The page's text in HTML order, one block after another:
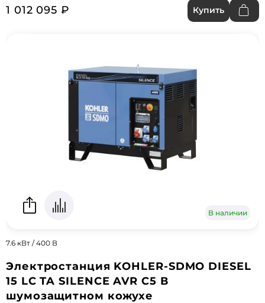
1 012 095 ₽
Купить
В наличии
7.6 кВт / 400 В
Электростанция KOHLER-SDMO DIESEL
15 LC TA SILENCE AVR C5 В
шумозащитном кожухе